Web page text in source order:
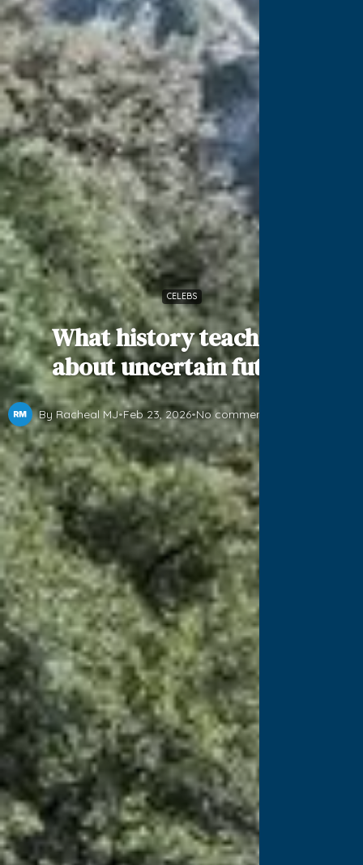
CELEBS
What history teaches us
about uncertain futures
By Racheal MJ•Feb 23, 2026•No comments yet